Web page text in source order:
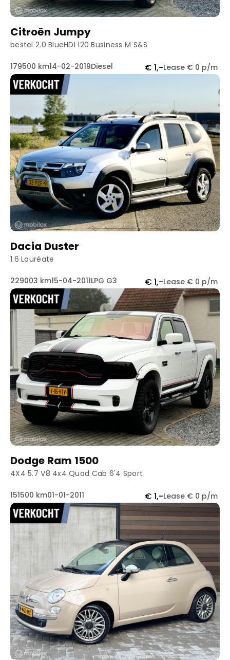
Citroën Jumpy
bestel 2.0 BlueHDI 120 Business M S&S
179500 km14-02-2019Diesel € 1,-Lease € 0 p/m
Dacia Duster
1.6 Lauréate
229003 km15-04-2011LPG G3 € 1,-Lease € 0 p/m
Dodge Ram 1500
4X4 5.7 V8 4x4 Quad Cab 6'4 Sport
151500 km01-01-2011 € 1,-Lease € 0 p/m